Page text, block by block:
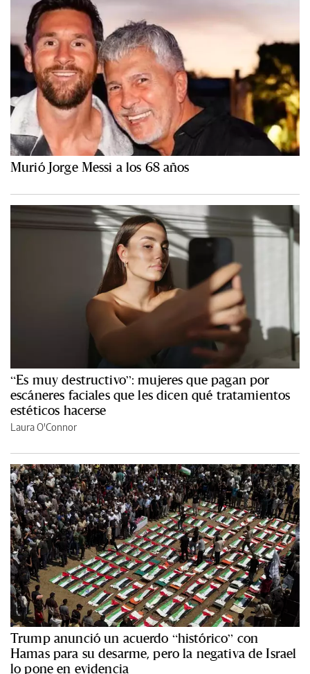
Murió Jorge Messi a los 68 años
“Es muy destructivo”: mujeres que pagan por
escáneres faciales que les dicen qué tratamientos
estéticos hacerse
Laura O'Connor
Trump anunció un acuerdo “histórico” con
Hamas para su desarme, pero la negativa de Israel
lo pone en evidencia